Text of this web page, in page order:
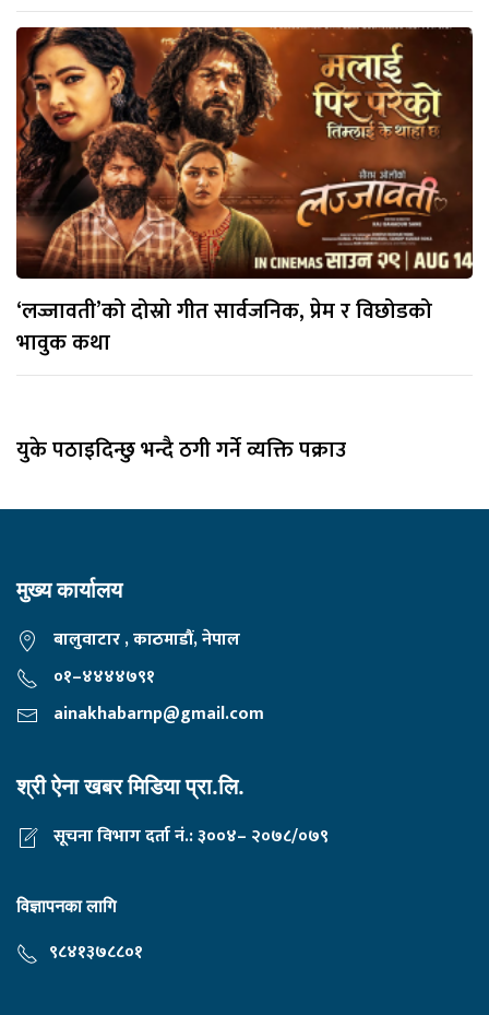
‘लज्जावती’को दोस्रो गीत सार्वजनिक, प्रेम र विछोडको
भावुक कथा
युके पठाइदिन्छु भन्दै ठगी गर्ने व्यक्ति पक्राउ
मुख्य कार्यालय
बालुवाटार , काठमाडौं, नेपाल
०१–४४४४७९१
ainakhabarnp@gmail.com
श्री ऐना खबर मिडिया प्रा.लि.
सूचना विभाग दर्ता नं.: ३००४– २०७८/०७९
विज्ञापनका लागि
९८४१३७८८०१